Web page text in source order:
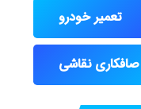
تعمیر خودرو
صافکاری نقاشی